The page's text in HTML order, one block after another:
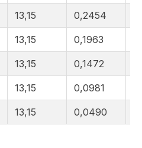
13,15 0,2454
13,15 0,1963
13,15 0,1472
13,15 0,0981
13,15 0,0490